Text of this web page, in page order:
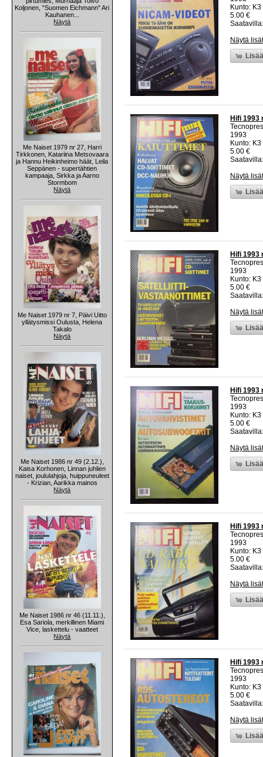
Koljonen, "Suomen Eichmann" Ari
Kauhanen...
Näytä
Me Naiset 1979 nr 27, Harri
Tirkkonen, Katariina Metsovaara
ja Hannu Heikinheimo häät, Leila
Seppänen - supertähtien
kampaaja, Sirkka ja Aarno
Stormbom
Näytä
Me Naiset 1979 nr 7, Päivi Uitto
yllätysmissi Oulusta, Helena
Takalo
Näytä
Me Naiset 1986 nr 49 (2.12.),
Kaisa Korhonen, Linnan juhlien
naiset, joululahjoja, huippuneuleet
- Krizian, Aarikka mainos
Näytä
Me Naiset 1986 nr 46 (11.11.),
Esa Sariola, merkillinen Miami
Vice, laskettelu - vaatteet
Näytä
Kunto:
5.00 €
Näytä
Hifi 1993
1993
Kunto:
5.00 €
Näytä
Hifi 1993
1993
Kunto:
5.00 €
Näytä
Hifi 1993
1993
Kunto:
5.00 €
Näytä
Hifi 1993
1993
Kunto:
5.00 €
Näytä
Hifi 1993
1993
Kunto:
5.00 €
Näytä